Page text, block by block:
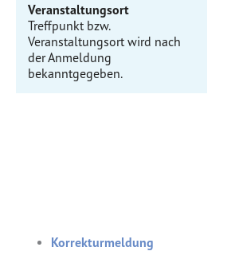
Veranstaltungsort
Treffpunkt bzw.
Veranstaltungsort wird nach
der Anmeldung
bekanntgegeben.
Korrekturmeldung